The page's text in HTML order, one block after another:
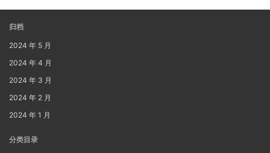
归档
2024 年 5 月
2024 年 4 月
2024 年 3 月
2024 年 2 月
2024 年 1 月
分类目录